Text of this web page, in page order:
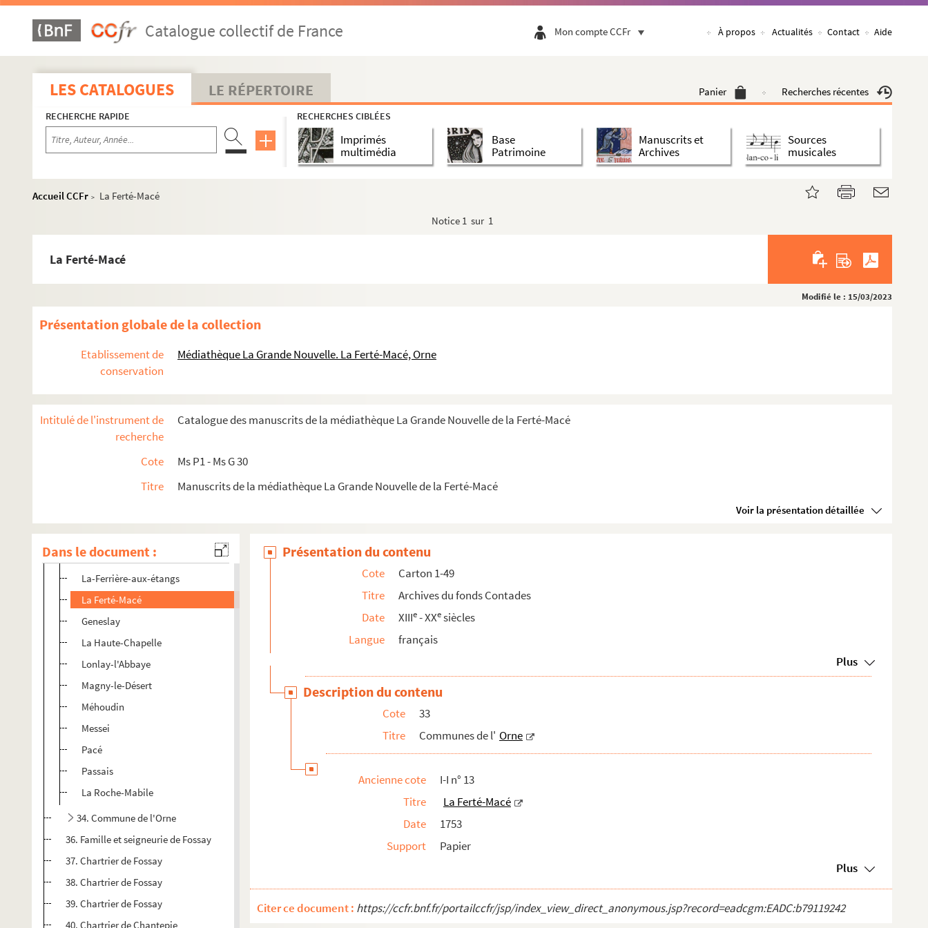
Catalogue collectif de France Mon compte CCFr À propos Actualités Contact Aide
LES CATALOGUES LE RÉPERTOIRE Panier Recherches récentes
RECHERCHE RAPIDE RECHERCHES CIBLÉES
Imprimés
multimédia
Base
Patrimoine
Manuscrits et
Archives
Sources
musicales
Accueil CCFr >
La Ferté-Macé
Notice 1 sur 1
La Ferté-Macé
Modifié le : 15/03/2023
Présentation globale de la collection
Etablissement de
conservation
Médiathèque La Grande Nouvelle. La Ferté-Macé, Orne
Intitulé de l'instrument de
recherche
Catalogue des manuscrits de la médiathèque La Grande Nouvelle de la Ferté-Macé
Cote
Ms P1 - Ms G 30
Titre
Manuscrits de la médiathèque La Grande Nouvelle de la Ferté-Macé
Voir la présentation détaillée
Dans le document :
21. Chartrier du Grais : famille Thiboult
22. Chartrier du Grais : familles Du Quesnel et La Pallu
23. Chartrier de Rânes : familles de Saint-Blimond, d'Argouges, de Broglie, de Berghes
24. Chartrier de Rânes : famille de Crequy (généalogie 888-v. 1750) et famille Delannoy alliés aux Saint...
25-26. Seigneuries diverses et correspondance de Pouqueville
27-28. Dossiers de famille : Bagnoles de l'Orne
29. Saint-Maurice-du-Désert : familles Guillochin, Lamarre, Moulin
30. Saint-Maurice-du-Désert : familles Guillochin, Lamarre, Moulin
31. Saint-Maurice-du-Désert : familles Guillochin, Lamarre, Moulin
32. La Sauvagère
33. Communes de l'Orne
Batilly
Ciral
Coulimer
Essay
Faverolles
La-Ferrière-aux-étangs
La Ferté-Macé
Geneslay
La Haute-Chapelle
Lonlay-l'Abbaye
Magny-le-Désert
Méhoudin
Messei
Pacé
Passais
La Roche-Mabile
34. Commune de l'Orne
36. Famille et seigneurie de Fossay
37. Chartrier de Fossay
38. Chartrier de Fossay
39. Chartrier de Fossay
40. Chartrier de Chantepie
Présentation du contenu
Cote
Carton 1-49
Titre
Archives du fonds Contades
Date
XIIIe- XXesiècles
Langue
français
Plus
Description du contenu
Cote
33
Titre
Communes de l' Orne
Ancienne cote
I-I n° 13
Titre
La Ferté-Macé
Date
1753
Support
Papier
Plus
Citer ce document : https://ccfr.bnf.fr/portailccfr/jsp/index_view_direct_anonymous.jsp?record=eadcgm:EADC:b79119242